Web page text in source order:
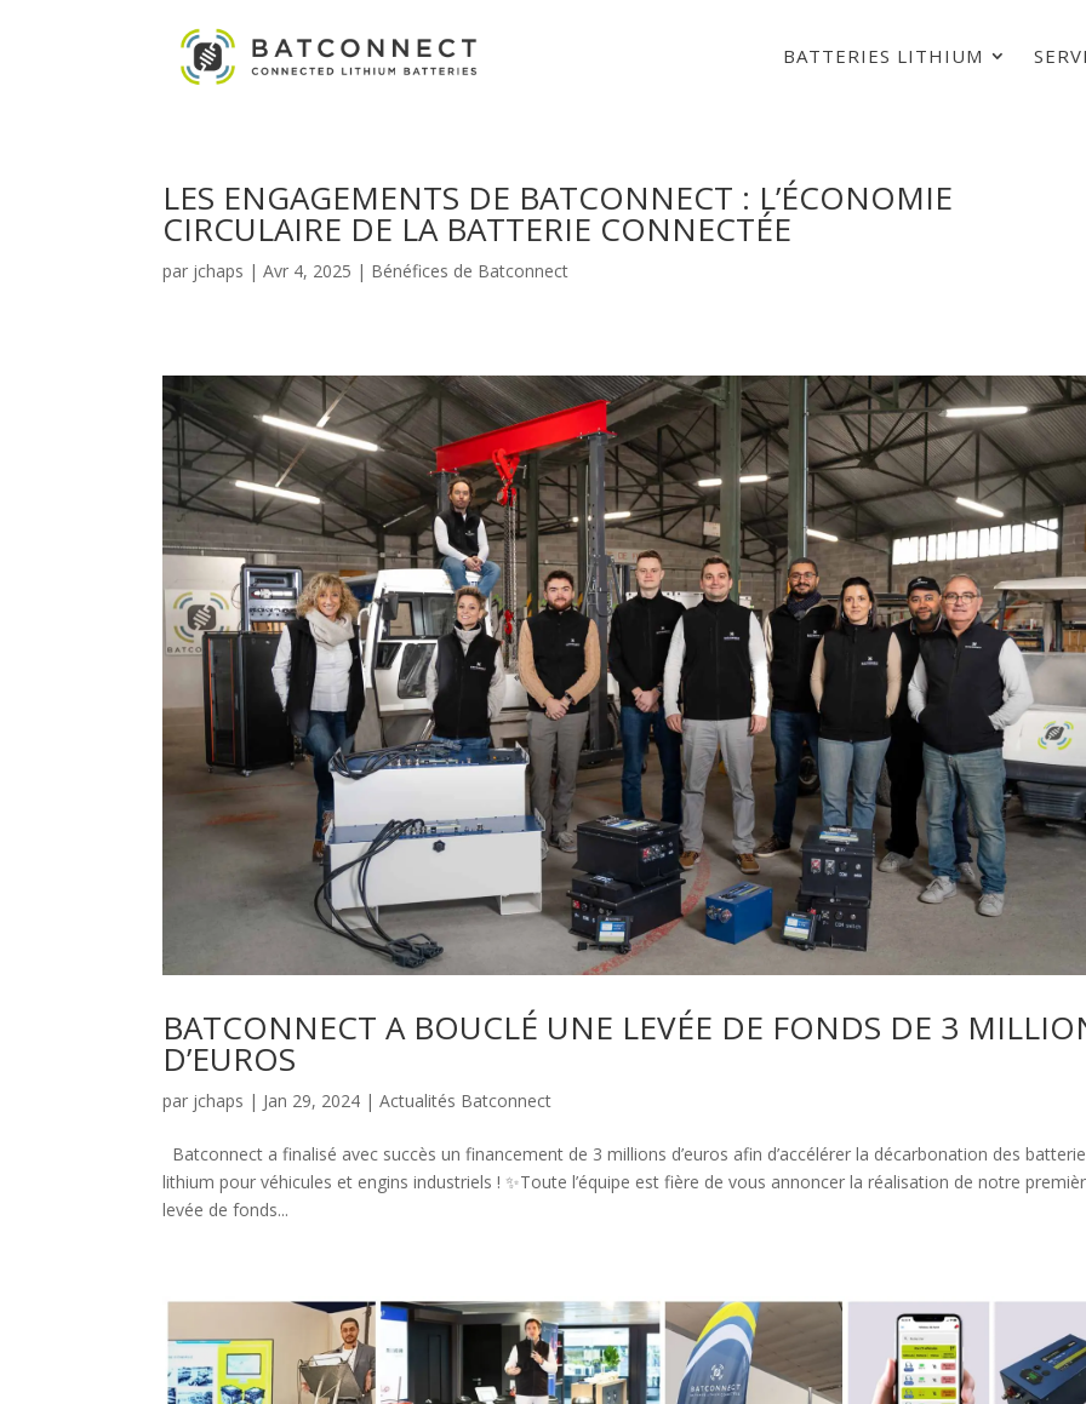
BATTERIES LITHIUM
LES ENGAGEMENTS DE BATCONNECT : L’ÉCONOMIE
CIRCULAIRE DE LA BATTERIE CONNECTÉE
par jchaps |Avr 4, 2025 | Bénéfices de Batconnect
BATCONNECT A BOUCLÉ UNE LEVÉE DE FONDS DE 3
D’EUROS
par jchaps | Jan 29, 2024 |Actualités Batconnect
Batconnect a finalisé avec succès un financement de 3 millions d’euros afin d’accélérer la décarbonation des
lithium pour véhicules et engins industriels ! ✨Toute l’équipe est fière de vous annoncer la réalisation de notre
levée de fonds...